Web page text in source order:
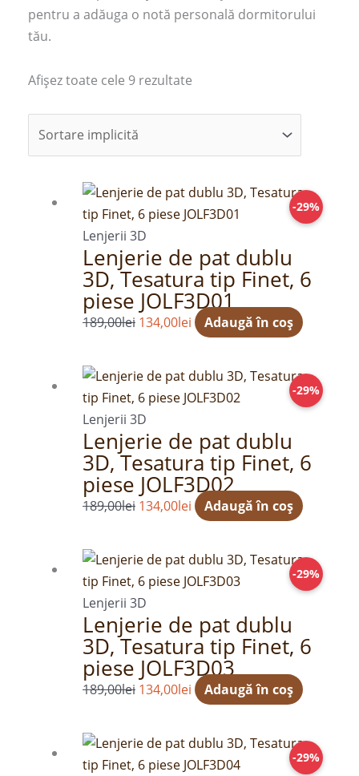
t
e
pentru a adăuga o notă personală dormitorului
tău.
Afișez toate cele 9 rezultate
-29%
Lenjerii 3D
Lenjerie de pat dublu
3D, Tesatura tip Finet, 6
piese JOLF3D01
189,00lei
Prețul
inițial
a
fost:
189,00lei.
134,00lei
Prețul
curent
134,00lei.
Adaugă în coș
-29%
Lenjerii 3D
Lenjerie de pat dublu
3D, Tesatura tip Finet, 6
piese JOLF3D02
189,00lei
Prețul
inițial
a
fost:
189,00lei.
134,00lei
Prețul
curent
134,00lei.
Adaugă în coș
-29%
Lenjerii 3D
Lenjerie de pat dublu
3D, Tesatura tip Finet, 6
piese JOLF3D03
189,00lei
Prețul
inițial
a
fost:
189,00lei.
134,00lei
Prețul
curent
134,00lei.
Adaugă în coș
-29%
Prețul
inițial
Prețul
curent